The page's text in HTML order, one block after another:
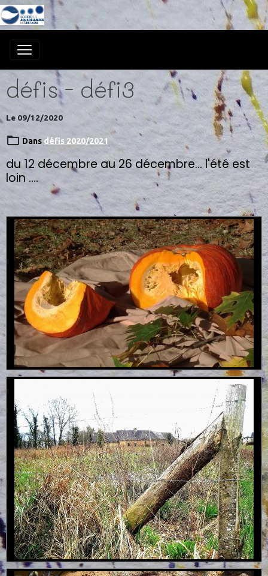
défis - défi3
Le 09/12/2020
Dans défis 2020/2021
du 12 décembre au 26 décembre... l'été est
loin ....